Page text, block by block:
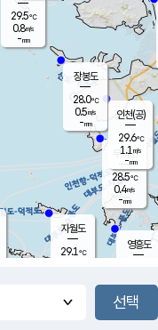
풍도
무의도
28.5℃
0.4m/s
-mm
영흥도
29.5℃
0.8m/s
-mm
자월도
29.1℃
장봉도
28.0℃
0.5m/s
-mm
인천(공)
29.6℃
1.1 m/s
-mm